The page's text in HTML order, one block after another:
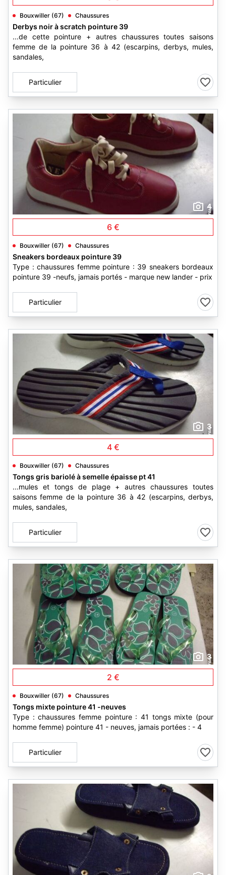
Bouxwiller (67) Chaussures
Derbys noir à scratch pointure 39
...de cette pointure + autres chaussures toutes saisons
femme de la pointure 36 à 42 (escarpins, derbys, mules,
sandales,
Particulier
4
6 €
Bouxwiller (67) Chaussures
Sneakers bordeaux pointure 39
Type : chaussures femme pointure : 39 sneakers bordeaux
pointure 39 -neufs, jamais portés - marque new lander - prix
Particulier
3
4 €
Bouxwiller (67) Chaussures
Tongs gris bariolé à semelle épaisse pt 41
...mules et tongs de plage + autres chaussures toutes
saisons femme de la pointure 36 à 42 (escarpins, derbys,
mules, sandales,
Particulier
3
2 €
Bouxwiller (67) Chaussures
Tongs mixte pointure 41 -neuves
Type : chaussures femme pointure : 41 tongs mixte (pour
homme femme) pointure 41 - neuves, jamais portées : - 4
Particulier